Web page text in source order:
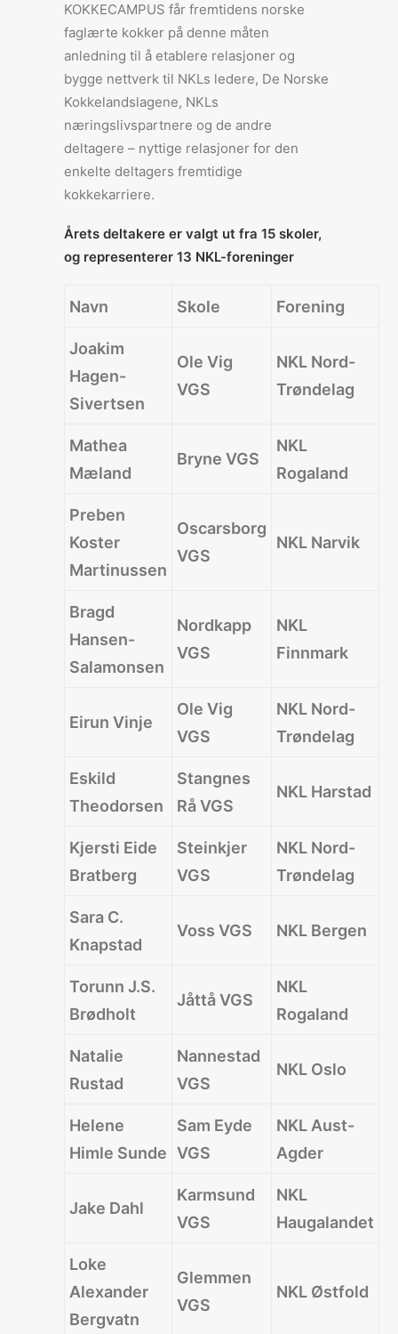
KOKKECAMPUS får fremtidens norske
faglærte kokker på denne måten
anledning til å etablere relasjoner og
bygge nettverk til NKLs ledere, De Norske
Kokkelandslagene, NKLs
næringslivspartnere og de andre
deltagere – nyttige relasjoner for den
enkelte deltagers fremtidige
kokkekarriere.
Årets deltakere er valgt ut fra 15 skoler,
og representerer 13 NKL-foreninger
Navn Skole Forening
Joakim
Hagen-
Sivertsen
Ole Vig
VGS
NKL Nord-
Trøndelag
Mathea
Mæland
Bryne VGS
NKL
Rogaland
Preben
Koster
Martinussen
Oscarsborg
VGS
NKL Narvik
Bragd
Hansen-
Salamonsen
Nordkapp
VGS
NKL
Finnmark
Eirun Vinje
Ole Vig
VGS
NKL Nord-
Trøndelag
Eskild
Theodorsen
Stangnes
Rå VGS
NKL Harstad
Kjersti Eide
Bratberg
Steinkjer
VGS
NKL Nord-
Trøndelag
Sara C.
Knapstad
Voss VGS NKL Bergen
Torunn J.S.
Brødholt
Jåttå VGS
NKL
Rogaland
Natalie
Rustad
Nannestad
VGS
NKL Oslo
Helene
Himle Sunde
Sam Eyde
VGS
NKL Aust-
Agder
Jake Dahl
Karmsund
VGS
NKL
Haugalandet
Loke
Alexander
Bergvatn
Glemmen
VGS
NKL Østfold